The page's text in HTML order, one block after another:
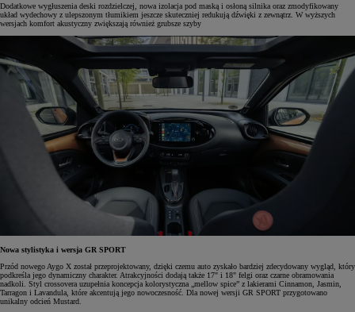
Dodatkowe wygłuszenia deski rozdzielczej, nowa izolacja pod maską i osłoną silnika oraz zmodyfikowany
układ wydechowy z ulepszonym tłumikiem jeszcze skuteczniej redukują dźwięki z zewnątrz. W wyższych
wersjach komfort akustyczny zwiększają również grubsze szyby
Nowa stylistyka i wersja GR SPORT
Przód nowego Aygo X został przeprojektowany, dzięki czemu auto zyskało bardziej zdecydowany wygląd, który
podkreśla jego dynamiczny charakter. Atrakcyjności dodają także 17" i 18" felgi oraz czarne obramowania
nadkoli. Styl crossovera uzupełnia koncepcja kolorystyczna „mellow spice” z lakierami Cinnamon, Jasmin,
Tarragon i Lavandula, które akcentują jego nowoczesność. Dla nowej wersji GR SPORT przygotowano
unikalny odcień Mustard.